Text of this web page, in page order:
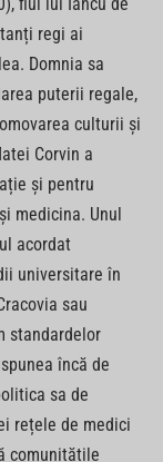
regi ai
Domnia sa
puterii regale,
culturii și
Corvin a
și pentru
medicina. Unul
acordat
universitare în
sau
standardelor
încă de
sa de
rețele de medici
comunitățile